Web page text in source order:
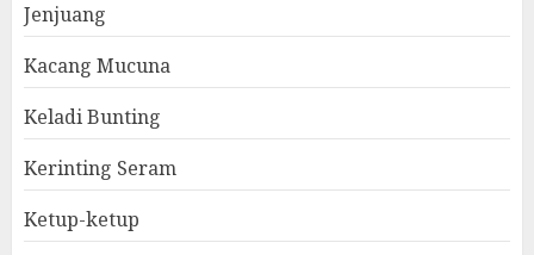
Jenjuang
Kacang Mucuna
Keladi Bunting
Kerinting Seram
Ketup-ketup